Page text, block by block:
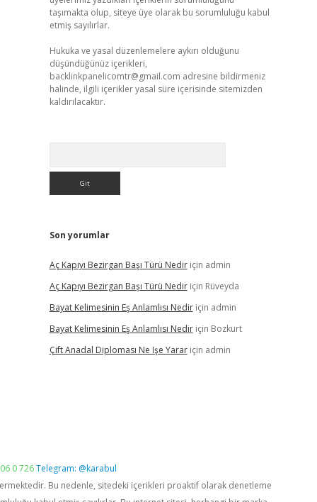
taşımakta olup, siteye üye olarak bu sorumluluğu kabul
etmiş sayılırlar.
Hukuka ve yasal düzenlemelere aykırı olduğunu
düşündüğünüz içerikleri,
backlinkpanelicomtr@gmail.com adresine bildirmeniz
halinde, ilgili içerikler yasal süre içerisinde sitemizden
kaldırılacaktır.
Son yorumlar
Aç Kapıyı Bezirgan Başı Türü Nediriçin admin
Aç Kapıyı Bezirgan Başı Türü Nediriçin Rüveyda
Bayat Kelimesinin Eş Anlamlısı Nediriçin admin
Bayat Kelimesinin Eş Anlamlısı Nediriçin Bozkurt
Çift Anadal Diploması Ne Işe Yarariçin admin
0 726Telegram: @karabul
Bu nedenle, sitedeki içerikleri proaktif olarak denetleme